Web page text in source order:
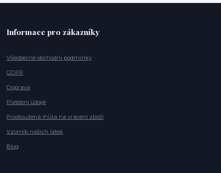
Informace pro zákazníky
Všeobecné obchodní podmínky
GDPR
Doprava
Platební údaje
Prodloužená lhůta na vrácení zboží
Vzorník našich látek
Blog